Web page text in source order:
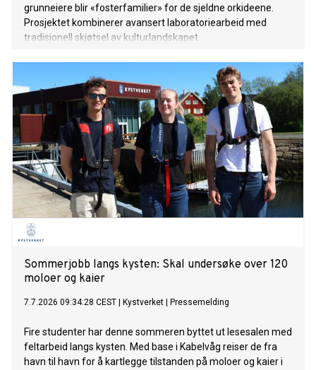
grunneiere blir «fosterfamilier» for de sjeldne orkideene.
Prosjektet kombinerer avansert laboratoriearbeid med
tradisjonell skjøtsel av kulturlandskapet.
Sommerjobb langs kysten: Skal undersøke over 120
moloer og kaier
7.7.2026 09:34:28 CEST Kystverket Pressemelding
Fire studenter har denne sommeren byttet ut lesesalen med
feltarbeid langs kysten. Med base i Kabelvåg reiser de fra
havn til havn for å kartlegge tilstanden på moloer og kaier i